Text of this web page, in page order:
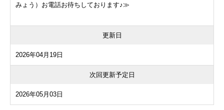
みょう）お電話お待ちしております♪≫
更新日
2026年04月19日
次回更新予定日
2026年05月03日